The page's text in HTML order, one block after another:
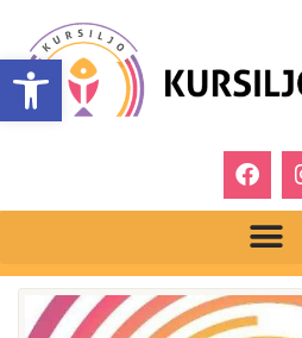
Open toolbar